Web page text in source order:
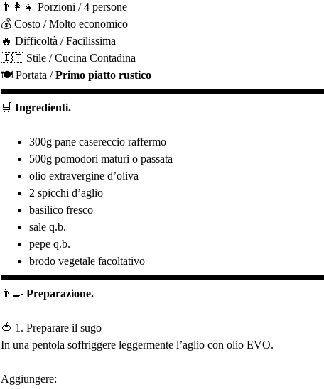
👨‍👩‍👧 Porzioni / 4 persone
💰 Costo / Molto economico
🔥 Difficoltà / Facilissima
🇮🇹 Stile / Cucina Contadina
🍽️ Portata /Primo piatto rustico
🛒Ingredienti.
300g pane casereccio raffermo
500g pomodori maturi o passata
olio extravergine d’oliva
2 spicchi d’aglio
basilico fresco
sale q.b.
pepe q.b.
brodo vegetale facoltativo
👨‍🍳Preparazione.
🍅 1. Preparare il sugo
In una pentola soffriggere leggermente l’aglio con olio EVO.
Aggiungere: